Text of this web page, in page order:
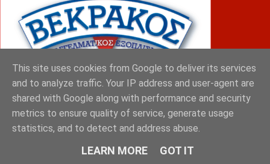
ΦΟΥΝΤΑΣ
This site uses cookies from Google to deliver its services
and to analyze traffic. Your IP address and user-agent are
shared with Google along with performance and security
metrics to ensure quality of service, generate usage
statistics, and to detect and address abuse.
LEARN MORE GOT IT